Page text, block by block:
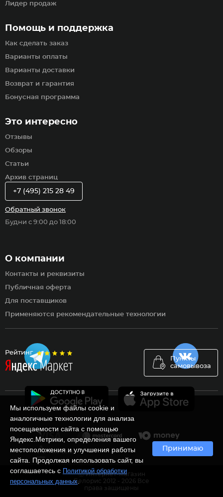
Рейтинг
Пункты
самовывоза
Помощь и поддержка
Как сделать заказ
Варианты оплаты
Варианты доставки
Возврат и гарантия
Бонусная программа
Лидер продаж
Это интересно
Отзывы
Обзоры
Статьи
Архив страниц
О компании
Контакты и реквизиты
Публичная оферта
Для поставщиков
Применяются рекомендательные технологии
+7 (495) 215 28 49
Обратный звонок
Будни с 9:00 до 18:00
Мы используем файлы cookie и
аналогичные технологии для анализа
посещаемости сайта с помощью
Яндекс.Метрики, определения вашего
местоположения и улучшения работы
сайта. Продолжая использовать сайт, вы
соглашаетесь с Политикой обработки
персональных данных.
Принимаю
Ⓒ Интернет-магазин
Белорис 2012 - 2026 Все
права защищены